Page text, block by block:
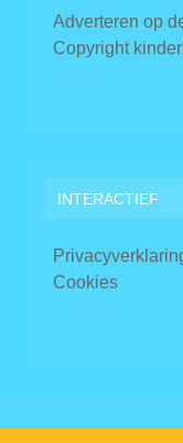
Adverteren op
Copyright
INTERACTIEF
Cookies